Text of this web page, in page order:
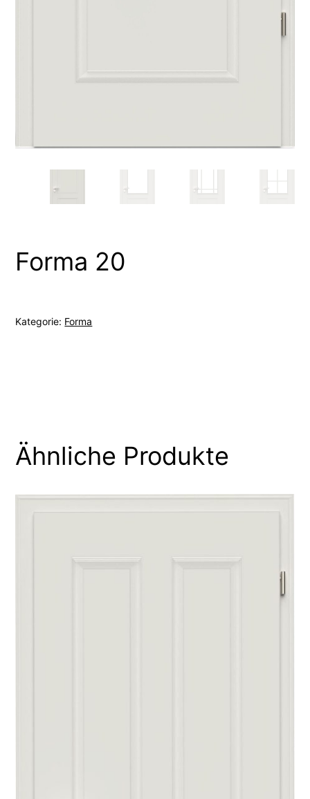
Forma 20
Kategorie: Forma
Ähnliche Produkte